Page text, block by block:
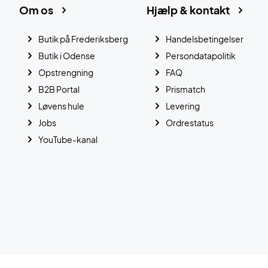
Hjælp & kontakt
Handelsbetingelser
Persondatapolitik
FAQ
Prismatch
Levering
Ordrestatus
Om os
Butik på Frederiksberg
Butik i Odense
Opstrengning
B2B Portal
Løvens hule
Jobs
YouTube-kanal